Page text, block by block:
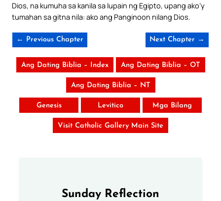
Dios, na kumuha sa kanila sa lupain ng Egipto, upang ako’y
tumahan sa gitna nila: ako ang Panginoon nilang Dios.
← Previous Chapter Next Chapter →
Ang Dating Biblia – Index Ang Dating Biblia – OT
Ang Dating Biblia – NT
Genesis Levitico Mga Bilang
Visit Catholic Gallery Main Site
Sunday Reflection